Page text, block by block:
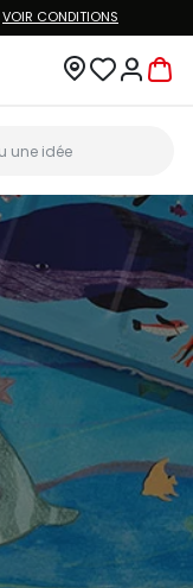
VOIR CONDITIONS